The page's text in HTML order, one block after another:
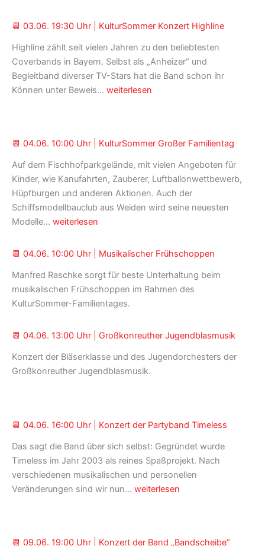
📆 03.06. 19:30 Uhr | KulturSommer Konzert Highline
Highline zählt seit vielen Jahren zu den beliebtesten
Coverbands in Bayern. Selbst als „Anheizer“ und
Begleitband diverser TV-Stars hat die Band schon ihr
Können unter Beweis… 📆
|
KulturSommer
Konzert
Highline
weiterlesen
📆 04.06. 10:00 Uhr | KulturSommer Großer Familientag
Auf dem Fischhofparkgelände, mit vielen Angeboten für
Kinder, wie Kanufahrten, Zauberer, Luftballonwettbewerb,
Hüpfburgen und anderen Aktionen. Auch der
Schiffsmodellbauclub aus Weiden wird seine neuesten
Modelle… 📆
10:00
|
KulturSommer
Großer
weiterlesen
📆 04.06. 10:00 Uhr | Musikalischer Frühschoppen
Manfred Raschke sorgt für beste Unterhaltung beim
musikalischen Frühschoppen im Rahmen des
KulturSommer-Familientages.
📆 04.06. 13:00 Uhr | Großkonreuther Jugendblasmusik
Konzert der Bläserklasse und des Jugendorchesters der
Großkonreuther Jugendblasmusik.
📆 04.06. 16:00 Uhr | Konzert der Partyband Timeless
Das sagt die Band über sich selbst: Gegründet wurde
Timeless im Jahr 2003 als reines Spaßprojekt. Nach
verschiedenen musikalischen und personellen
Veränderungen sind wir nun… 📆
weiterlesen
📆 09.06. 19:00 Uhr | Konzert der Band „Bandscheibe“